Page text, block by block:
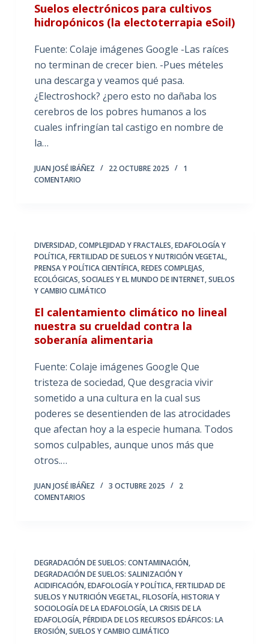
Suelos electrónicos para cultivos
hidropónicos (la electoterrapia eSoil)
Fuente: Colaje imágenes Google -Las raíces
no terminan de crecer bien. -Pues mételes
una descarga y veamos qué pasa.
¿Electroshock? ¿pero esto no dañaba los
cerebros de los pobres humanos a los
cuales infringían tal castigo en nombre de
la…
JUAN JOSÉ IBÁÑEZ 22 OCTUBRE 2025
1
COMENTARIO
DIVERSIDAD, COMPLEJIDAD Y FRACTALES,EDAFOLOGÍA Y
POLÍTICA,FERTILIDAD DE SUELOS Y NUTRICIÓN VEGETAL,
PRENSA Y POLÍTICA CIENTÍFICA,REDES COMPLEJAS,
ECOLÓGICAS, SOCIALES Y EL MUNDO DE INTERNET,SUELOS
Y CAMBIO CLIMÁTICO
El calentamiento climático no lineal
nuestra su crueldad contra la
soberanía alimentaria
Fuente: Colaje imágenes Google Que
tristeza de sociedad, Que desgracia vivir
sometido a una cultura en la cual sus
poderes se desentienden de las atrocidades
que afectan hoy a la especie humana. Todos
somos culpables, aunque unos más que
otros.…
JUAN JOSÉ IBÁÑEZ 3 OCTUBRE 2025
2
COMENTARIOS
DEGRADACIÓN DE SUELOS: CONTAMINACIÓN,
DEGRADACIÓN DE SUELOS: SALINIZACIÓN Y
ACIDIFICACIÓN,EDAFOLOGÍA Y POLÍTICA,FERTILIDAD DE
SUELOS Y NUTRICIÓN VEGETAL,FILOSOFÍA, HISTORIA Y
SOCIOLOGÍA DE LA EDAFOLOGÍA,LA CRISIS DE LA
EDAFOLOGÍA,PÉRDIDA DE LOS RECURSOS EDÁFICOS: LA
EROSIÓN,SUELOS Y CAMBIO CLIMÁTICO